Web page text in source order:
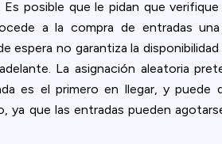
posible que le pidan que
a la compra de entradas
espera no garantiza la
La asignación aleatoria
es el primero en llegar, y puede
ya que las entradas pueden